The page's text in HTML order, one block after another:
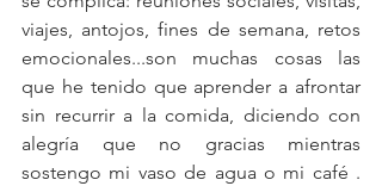
viajes, antojos, fines de semana, retos
emocionales...son muchas cosas las
que he tenido que aprender a afrontar
sin recurrir a la comida, diciendo con
alegría que no gracias mientras
sostengo mi vaso de agua o mi café .